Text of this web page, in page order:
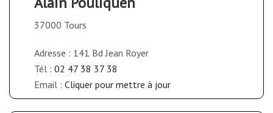
37000 Tours
Adresse : 141 Bd Jean Royer
Tél : 02 47 38 37 38
Email : Cliquer pour mettre à jour